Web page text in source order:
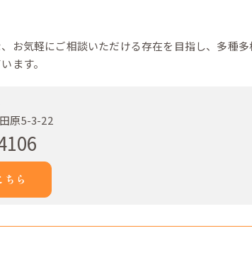
お気軽にご相談いただける存在を目指し、多種
ます。
原5-3-22
ちら